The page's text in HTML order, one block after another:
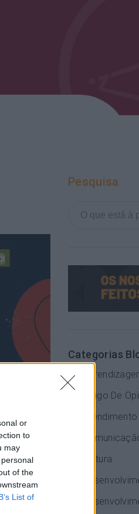
or
to
may
of the
List of
Pesquisa
Categorias
Artigo De
Cultura